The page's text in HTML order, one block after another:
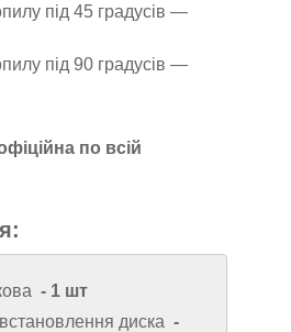
під 45 градусів —
під 90 градусів —
по всій
- 1 шт
диска -